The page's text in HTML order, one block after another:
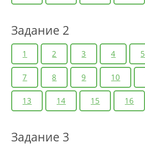
Задание 2
1 2 3 4 5
7 8 9 10
13 14 15 16
Задание 3